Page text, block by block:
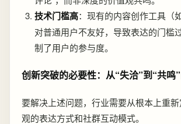
技术门槛高：现有的内容创作工具（
对普通用户不友好，导致表达的门槛
制了用户的参与度。
创新突破的必要性：从“失洽”到“共鸣
要解决上述问题，行业需要从根本上重
观的表达方式和社群互动模式。